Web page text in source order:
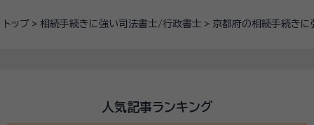
トップ 相続手続きに強い司法書士/行政書士 京都府の相続手続き
人気記事ランキング